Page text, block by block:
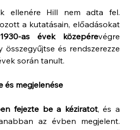
ellenére Hill nem adta fel.
a kutatásain, előadásokat
as évek közepérevégre
és rendszerezze
során tanult.
és megjelenése
fejezte be a kéziratot, és a
az évben megjelent.